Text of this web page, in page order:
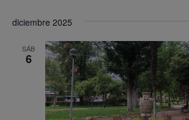
diciembre 2025
SÁB
6